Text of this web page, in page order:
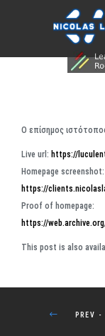
PROJECT
Ο επίσημος
Live url: https://
Homepage screenshot:
https://
Proof of homepage:
https://
This post is also
PREV